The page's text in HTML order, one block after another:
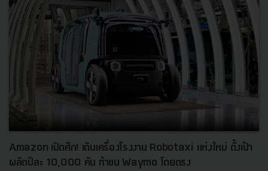
Amazon เปิดศึก! เดินเครื่องโรงงาน Robotaxi แห่งใหม่ ตั้งเป้า
ผลิตปีละ 10,000 คัน ท้าชน Waymo โดยตรง